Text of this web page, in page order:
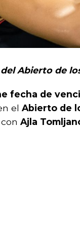
Abierto de
fecha de
el Abierto de
Ajla